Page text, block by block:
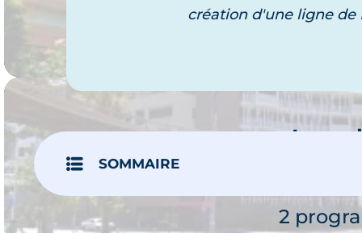
1
2
création d'une ligne de
SOMMAIRE